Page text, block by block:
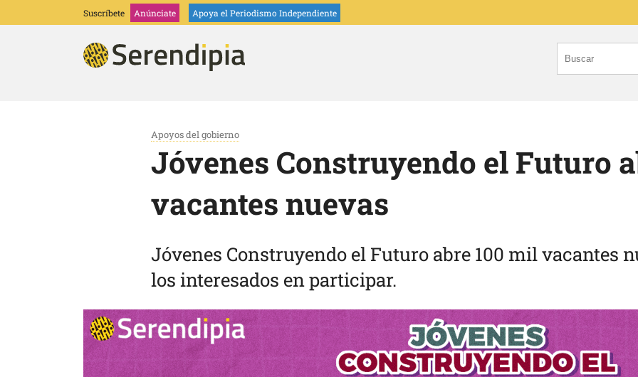
Suscríbete Anúnciate Apoya el Periodismo Independiente
Apoyos del gobierno
Jóvenes Construyendo el Futuro
vacantes nuevas
Jóvenes Construyendo el Futuro abre 100 mil vacantes
los interesados en participar.